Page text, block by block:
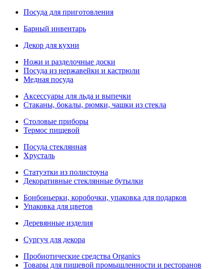
Посуда для приготовления
Барный инвентарь
Декор для кухни
Ножи и разделочные доски
Посуда из нержавейки и кастрюли
Медная посуда
Аксессуары для льда и выпечки
Стаканы, бокалы, рюмки, чашки из стекла
Столовые приборы
Термос пищевой
Посуда стеклянная
Хрусталь
Статуэтки из полистоуна
Декоративные стеклянные бутылки
Бонбоньерки, коробочки, упаковка для подарков
Упаковка для цветов
Деревянные изделия
Сургуч для декора
Пробиотические средства Organics
Товары для пищевой промышленности и ресторанов